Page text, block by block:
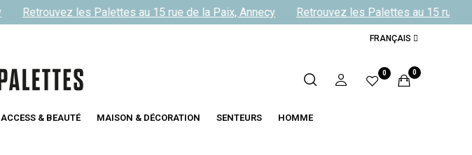
Retrouvez les Palettes au 15 rue de la Paix, Annecy Retrouvez les Palettes au 15 rue de
FRANÇAIS
0 0
ACCESS & BEAUTÉ MAISON & DÉCORATION SENTEURS HOMME